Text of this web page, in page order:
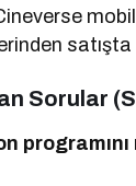
satışta
Sorular